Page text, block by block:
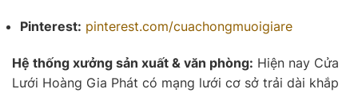
Pinterest: pinterest.com/cuachongmuoigiare
Hệ thống xưởng sản xuất & văn phòng: Hiện nay Cửa
Lưới Hoàng Gia Phát có mạng lưới cơ sở trải dài khắp